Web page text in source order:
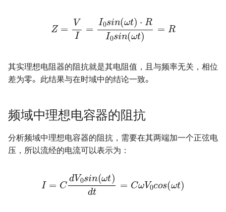
=I0 n(ωt)⋅RI 0 si
=R
其实理想电阻器的阻抗就是其电阻值，且与频率无关，相位
差为零。此结果与在时域中的结论一致。
频域中理想电容器的阻抗
分析频域中理想电容器的阻抗，需要在其两端加一个正弦电
压，所以流经的电流可以表示为：
0sin(ωt)d
t)